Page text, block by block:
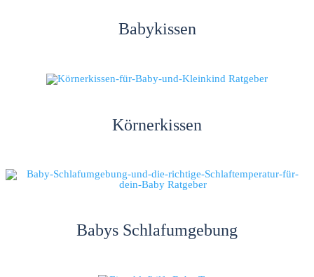
Babykissen
Körnerkissen
Babys Schlafumgebung